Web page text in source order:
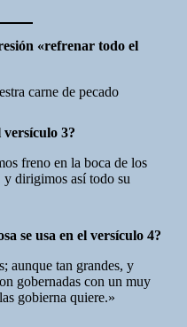
«refrenar todo el
carne de pecado
versículo 3?
freno en la boca de los
y dirigimos así todo su
se usa en el versículo 4?
aunque tan grandes, y
gobernadas con un muy
gobierna quiere.»